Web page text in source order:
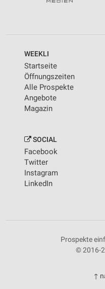
WEEKLI
Startseite
Öffnungszeiten
Alle Prospekte
Angebote
Magazin
SOCIAL
Facebook
Twitter
Instagram
LinkedIn
Prospekte
© 2016-
↑